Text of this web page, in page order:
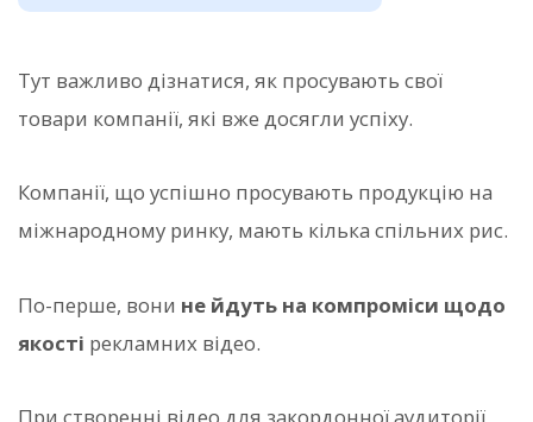
Тут важливо дізнатися, як просувають свої
товари компанії, які вже досягли успіху.
Компанії, що успішно просувають продукцію на
міжнародному ринку, мають кілька спільних рис.
По-перше, вони не йдуть на компроміси щодо
якості рекламних відео.
При створенні відео для закордонної аудиторії